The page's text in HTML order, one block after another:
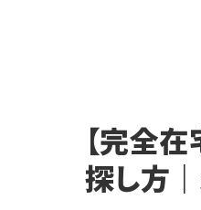
【完全
探し方